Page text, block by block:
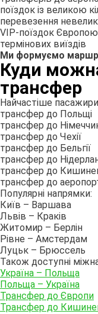
поїздок із великою
перевезення
VIP-поїздок Європою
термінових виїздів
Ми формуємо
Куди
трансфер
Найчастіше
трансфер до Польщі
трансфер до
трансфер до Чехії
трансфер до Бельгії
трансфер до
трансфер до
трансфер до
Популярні напрямки:
Київ – Варшава
Львів – Краків
Житомир – Берлін
Рівне – Амстердам
Луцьк – Брюссель
Також доступні
Україна – Польща
Польща – Україна
Трансфер до Європи
Трансфер до